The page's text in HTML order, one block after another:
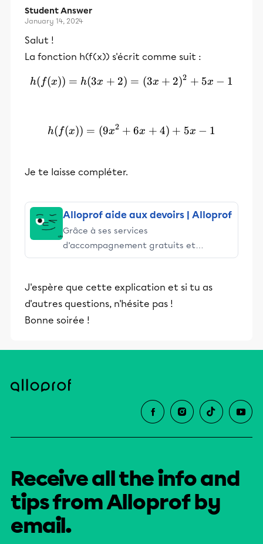
Student Answer
January 14, 2024
Salut !
La fonction h(f(x)) s'écrit comme suit :
h( f(x)) = h(3x + 2) = (3x + 2)2 + 5x − 1
h( f(x)) = (9x2 + 6x + 4) + 5x − 1
Je te laisse compléter.
Alloprof aide aux devoirs | Alloprof
Grâce à ses services
d’accompagnement gratuits et
stimulants, Alloprof engage les élèves
éducative.
J'espère que cette explication et si tu as
d'autres questions, n'hésite pas !
Bonne soirée !
Receive all the info and
tips from Alloprof by
email.